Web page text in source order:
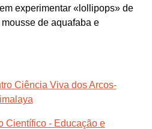
experimentar «lollipops» de
de aquafaba e
Ciência Viva dos Arcos-
Científico - Educação e